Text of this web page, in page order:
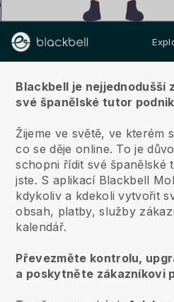
Blackbell je nejjednodušší
své španělské tutor
Žijeme ve světě, ve kterém
co se děje online. To je
schopni řídit své španělské
jste. S aplikací Blackbell
kdykoliv a kdekoli vytvořit
obsah, platby, služby
kalendář.
Převezměte kontrolu,
a poskytněte zákazníkovi